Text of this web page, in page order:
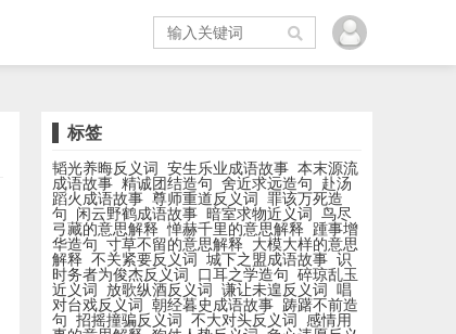
标签
韬光养晦反义词 安生乐业成语故事 本末源流
成语故事 精诚团结造句 舍近求远造句
赴汤
蹈火成语故事 尊师重道反义词
罪该万死造
句
闲云野鹤成语故事 暗室求物近义词
鸟尽
弓藏的意思解释 惮赫千里的意思解释
踵事增
华造句 寸草不留的意思解释
大模大样的意思
解释 不关紧要反义词 城下之盟成语故事 识
时务者为俊杰反义词
口耳之学造句 碎琼乱玉
近义词
放歌纵酒反义词 谦让未遑反义词
唱
对台戏反义词
朝经暮史成语故事 踌躇不前造
句 招摇撞骗反义词 不大对头反义词
感情用